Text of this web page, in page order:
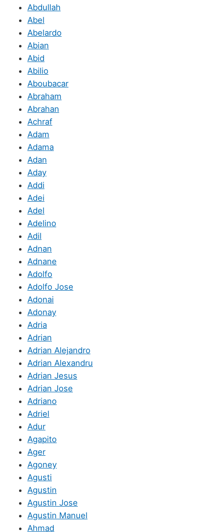
Abdullah
Abel
Abelardo
Abian
Abid
Abilio
Aboubacar
Abraham
Abrahan
Achraf
Adam
Adama
Adan
Aday
Addi
Adei
Adel
Adelino
Adil
Adnan
Adnane
Adolfo
Adolfo Jose
Adonai
Adonay
Adria
Adrian
Adrian Alejandro
Adrian Alexandru
Adrian Jesus
Adrian Jose
Adriano
Adriel
Adur
Agapito
Ager
Agoney
Agusti
Agustin
Agustin Jose
Agustin Manuel
Ahmad